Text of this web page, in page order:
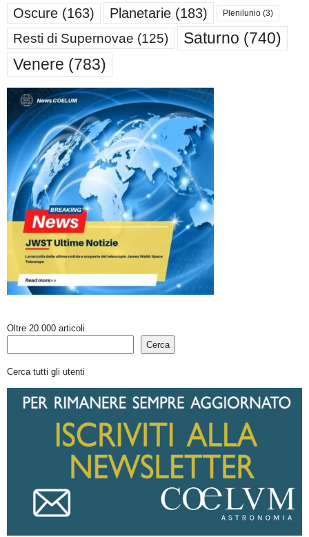
Oscure (163) Planetarie (183) Plenilunio (3)
Resti di Supernovae (125) Saturno (740)
Venere (783)
Oltre 20.000 articoli
Cerca
Cerca tutti gli utenti